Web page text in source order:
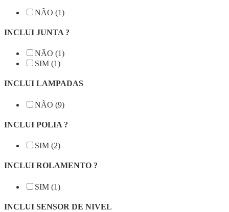
NÃO (1)
INCLUI JUNTA ?
NÃO (1)
SIM (1)
INCLUI LAMPADAS
NÃO (9)
INCLUI POLIA ?
SIM (2)
INCLUI ROLAMENTO ?
SIM (1)
INCLUI SENSOR DE NIVEL